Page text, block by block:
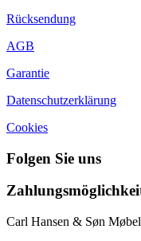
Rücksendung
AGB
Garantie
Datenschutzerklärung
Cookies
Folgen Sie uns
Carl Hansen & Søn